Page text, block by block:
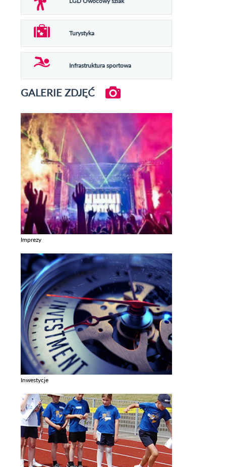
Turystyka
Infrastruktura sportowa
GALERIE ZDJĘĆ
Imprezy
Inwestycje